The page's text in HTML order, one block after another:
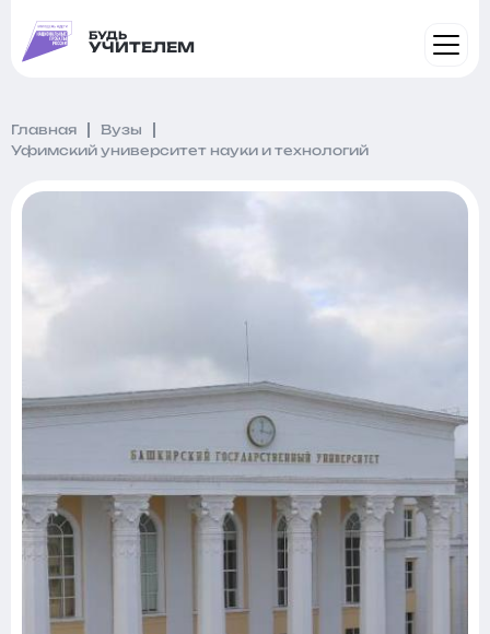
БУДЬ
УЧИТЕЛЕМ
Главная
Вузы
Уфимский университет науки и технологий